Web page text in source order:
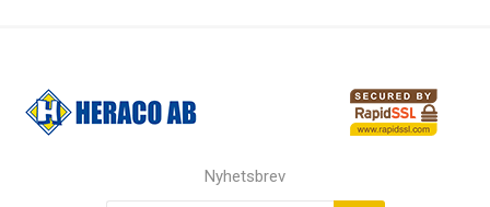
Nyhetsbrev